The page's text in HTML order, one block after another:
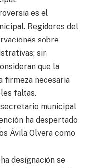
es el
Regidores del
sobre
sin
que la
firmeza necesaria
faltas.
municipal
ha despertado
Ávila Olvera como
designación se